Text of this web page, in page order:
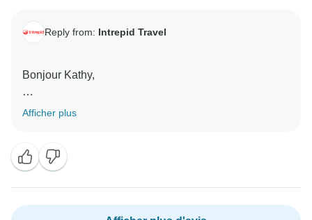
Reply from: Intrepid Travel
Bonjour Kathy,
Merci d'avoir pris le temps de partager votre
la Mongolie sauvage semble être une véritable
expérience ! Nous espérons vous revoir bientôt lors
d'un autre voyage avec nous - quelle sera votre
Afficher plus